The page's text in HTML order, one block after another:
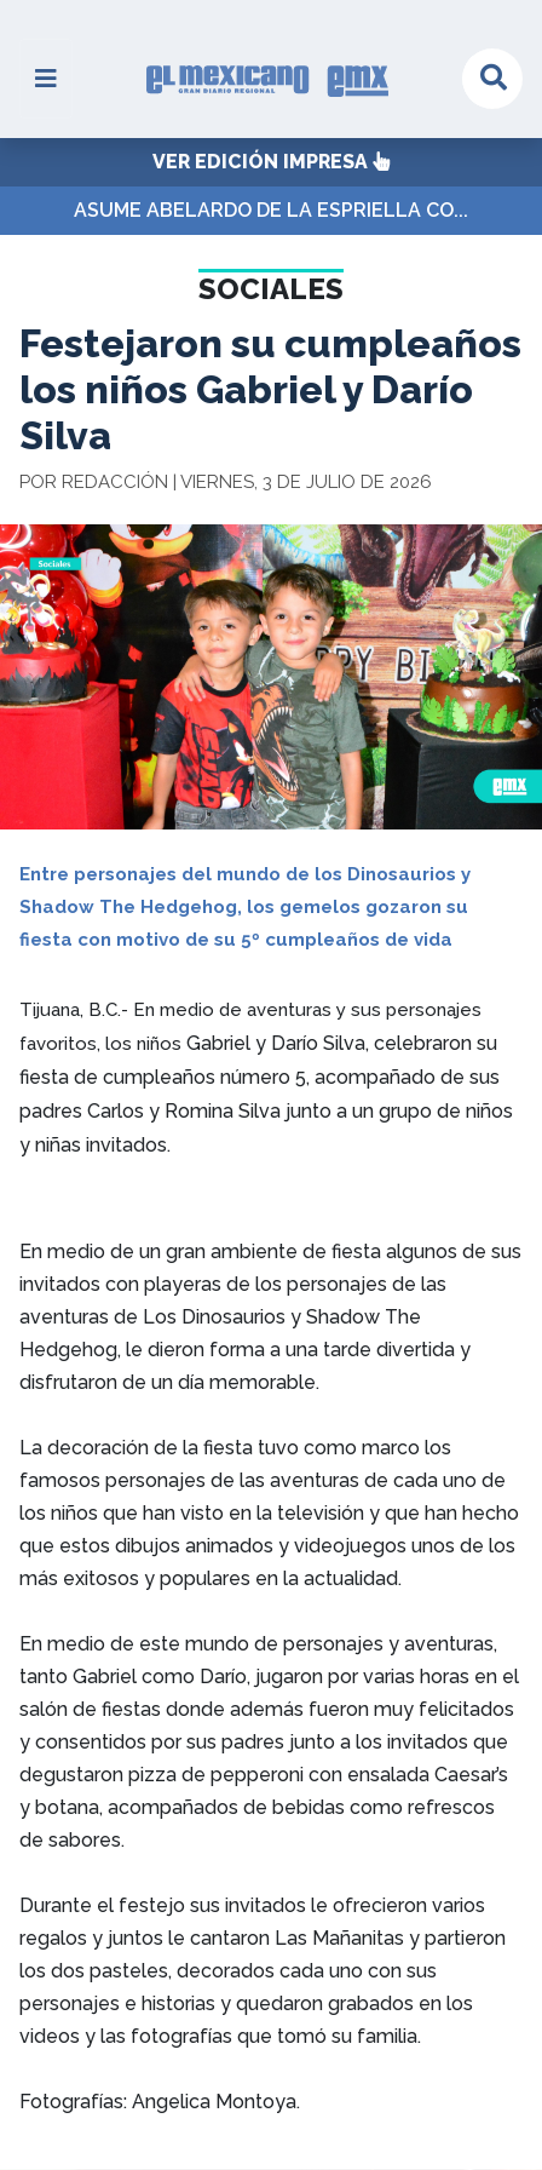
VER EDICIÓN IMPRESA
ASUME ABELARDO DE LA ESPRIELLA CO...
SOCIALES
Festejaron su cumpleaños
los niños Gabriel y Darío
Silva
POR REDACCIÓN | VIERNES, 3 DE JULIO DE 2026
Entre personajes del mundo de los Dinosaurios y
Shadow The Hedgehog, los gemelos gozaron su
fiesta con motivo de su 5º cumpleaños de vida
Tijuana, B.C.- En medio de aventuras y sus personajes
favoritos, los niños Gabriel y Darío Silva, celebraron su
fiesta de cumpleaños número 5, acompañado de sus
padres Carlos y Romina Silva junto a un grupo de niños
y niñas invitados.
En medio de un gran ambiente de fiesta algunos de sus
invitados con playeras de los personajes de las
aventuras de Los Dinosaurios y Shadow The
Hedgehog, le dieron forma a una tarde divertida y
disfrutaron de un día memorable.
La decoración de la fiesta tuvo como marco los
famosos personajes de las aventuras de cada uno de
los niños que han visto en la televisión y que han hecho
que estos dibujos animados y videojuegos unos de los
más exitosos y populares en la actualidad.
En medio de este mundo de personajes y aventuras,
tanto Gabriel como Darío, jugaron por varias horas en el
salón de fiestas donde además fueron muy felicitados
y consentidos por sus padres junto a los invitados que
degustaron pizza de pepperoni con ensalada Caesar’s
y botana, acompañados de bebidas como refrescos
de sabores.
Durante el festejo sus invitados le ofrecieron varios
regalos y juntos le cantaron Las Mañanitas y partieron
los dos pasteles, decorados cada uno con sus
personajes e historias y quedaron grabados en los
videos y las fotografías que tomó su familia.
Fotografías: Angelica Montoya.